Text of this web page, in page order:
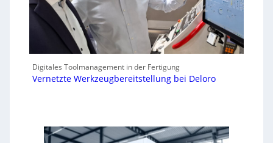
Digitales Toolmanagement in der Fertigung
Vernetzte Werkzeugbereitstellung bei Deloro